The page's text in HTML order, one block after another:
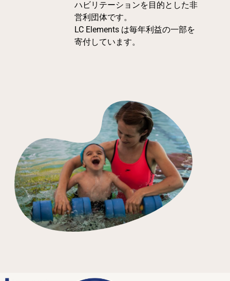
ハビリテーションを目的とした非
営利団体です。
LC Elements は毎年利益の一部を
寄付しています。